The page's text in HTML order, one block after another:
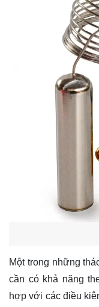
Một trong những
cần có khả năng
hợp với các điều